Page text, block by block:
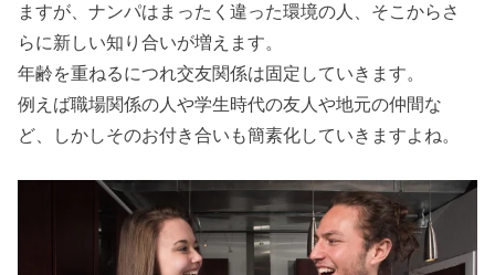
› ナンパされた
ときに「本気
かどうか」見
» 五感に
従う
» お茶以
ますが、ナンパはまったく違った環境の人、そこからさ
らに新しい知り合いが増えます。
年齢を重ねるにつれ交友関係は固定していきます。
例えば職場関係の人や学生時代の友人や地元の仲間な
ど、しかしそのお付き合いも簡素化していきますよね。